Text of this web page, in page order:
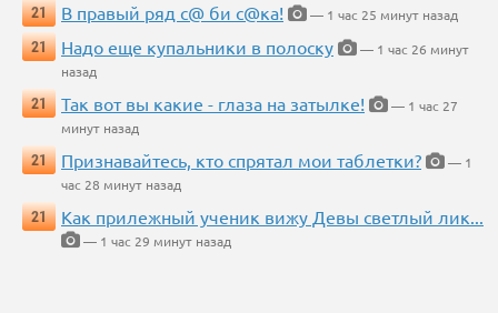
21
В правый ряд с@ би с@ка!
— 1 час 25 минут назад
21
Надо еще купальники в полоску
— 1 час 26 минут
назад
21
Так вот вы какие - глаза на затылке!
— 1 час 27
минут назад
21
Признавайтесь, кто спрятал мои таблетки?
— 1
час 28 минут назад
21
Как прилежный ученик вижу Девы светлый лик...
— 1 час 29 минут назад